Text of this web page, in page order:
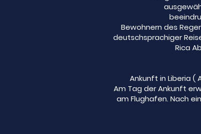
Bewohnern des
deutschsprachiger
Rica
Ankunft in Liberia
Am Tag der Ankunft
am Flughafen. Nach